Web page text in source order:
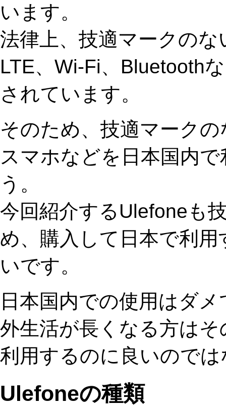
います。
法律上、技適マークの
LTE、Wi-Fi、Bluetooth
されています。
そのため、技適マーク
スマホなどを日本国内
う。
今回紹介するUlefoneも
め、購入して日本で利
いです。
日本国内での使用はダ
外生活が長くなる方は
利用するのに良いので
Ulefoneの種類